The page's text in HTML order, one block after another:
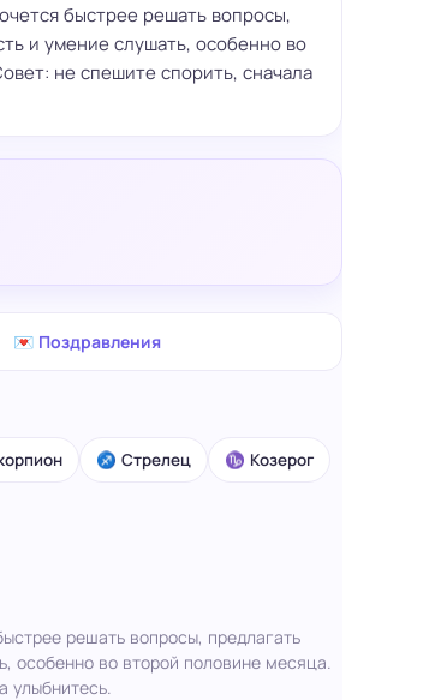
быстрее решать вопросы,
и умение слушать, особенно во
не спешите спорить, сначала
💌 Поздравления
♐ Стрелец ♑ Козерог
решать вопросы, предлагать
особенно во второй половине месяца.
улыбнитесь.